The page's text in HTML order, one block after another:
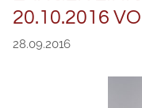
20.10.2016
28.09.2016